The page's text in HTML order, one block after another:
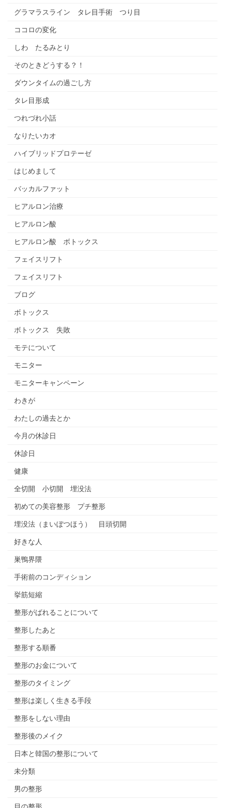
グラマラスライン タレ目手術 つり目
ココロの変化
しわ たるみとり
そのときどうする？！
ダウンタイムの過ごし方
タレ目形成
つれづれ小話
なりたいカオ
ハイブリッドプロテーゼ
はじめまして
バッカルファット
ヒアルロン治療
ヒアルロン酸
ヒアルロン酸 ボトックス
フェイスリフト
フェイスリフト
ブログ
ボトックス
ボトックス 失敗
モテについて
モニター
モニターキャンペーン
わきが
わたしの過去とか
今月の休診日
休診日
健康
全切開 小切開 埋没法
初めての美容整形 プチ整形
埋没法（まいぼつほう） 目頭切開
好きな人
巣鴨界隈
手術前のコンディション
挙筋短縮
整形がばれることについて
整形したあと
整形する順番
整形のお金について
整形のタイミング
整形は楽しく生きる手段
整形をしない理由
整形後のメイク
日本と韓国の整形について
未分類
男の整形